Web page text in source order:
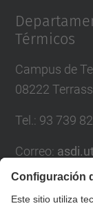
Térmicos
Campus de
08222
Tel. : 93 739
Correo:
Directorio